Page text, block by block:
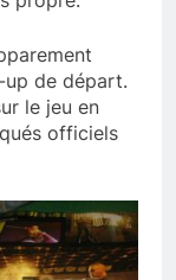
de départ.
le jeu en
officiels